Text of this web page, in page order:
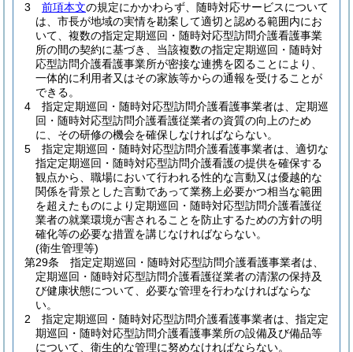
3
前項本文の規定にかかわらず、随時対応サービスについて
は、市長が地域の実情を勘案して適切と認める範囲内にお
いて、複数の指定定期巡回・随時対応型訪問介護看護事業
所の間の契約に基づき、当該複数の指定定期巡回・随時対
応型訪問介護看護事業所が密接な連携を図ることにより、
一体的に利用者又はその家族等からの通報を受けることが
できる。
4
指定定期巡回・随時対応型訪問介護看護事業者は、定期巡
回・随時対応型訪問介護看護従業者の資質の向上のため
に、その研修の機会を確保しなければならない。
5
指定定期巡回・随時対応型訪問介護看護事業者は、適切な
指定定期巡回・随時対応型訪問介護看護の提供を確保する
観点から、職場において行われる性的な言動又は優越的な
関係を背景とした言動であって業務上必要かつ相当な範囲
を超えたものにより定期巡回・随時対応型訪問介護看護従
業者の就業環境が害されることを防止するための方針の明
確化等の必要な措置を講じなければならない。
(衛生管理等)
第29条
指定定期巡回・随時対応型訪問介護看護事業者は、
定期巡回・随時対応型訪問介護看護従業者の清潔の保持及
び健康状態について、必要な管理を行わなければならな
い。
2
指定定期巡回・随時対応型訪問介護看護事業者は、指定定
期巡回・随時対応型訪問介護看護事業所の設備及び備品等
について、衛生的な管理に努めなければならない。